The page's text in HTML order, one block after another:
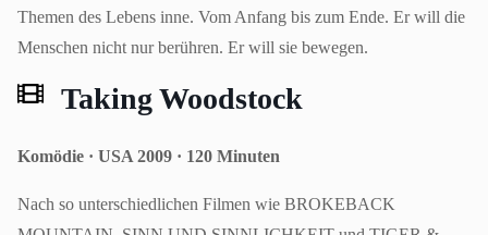
Themen des Lebens inne. Vom Anfang bis zum Ende. Er will die
Menschen nicht nur berühren. Er will sie bewegen.
Taking Woodstock
Komödie · USA 2009 · 120 Minuten
Nach so unterschiedlichen Filmen wie BROKEBACK